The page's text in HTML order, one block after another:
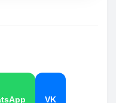
VK